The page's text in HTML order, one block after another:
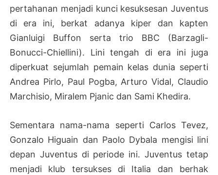
pertahanan menjadi kunci kesuksesan Juventus
di era ini, berkat adanya kiper dan kapten
Gianluigi Buffon serta trio BBC (Barzagli-
Bonucci-Chiellini). Lini tengah di era ini juga
diperkuat sejumlah pemain kelas dunia seperti
Andrea Pirlo, Paul Pogba, Arturo Vidal, Claudio
Marchisio, Miralem Pjanic dan Sami Khedira.
Sementara nama-nama seperti Carlos Tevez,
Gonzalo Higuain dan Paolo Dybala mengisi lini
depan Juventus di periode ini. Juventus tetap
menjadi klub tersukses di Italia dan berhak